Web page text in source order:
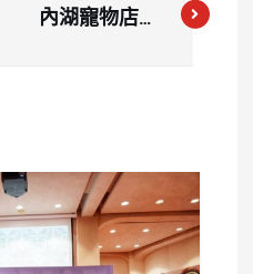
內湖寵物店老